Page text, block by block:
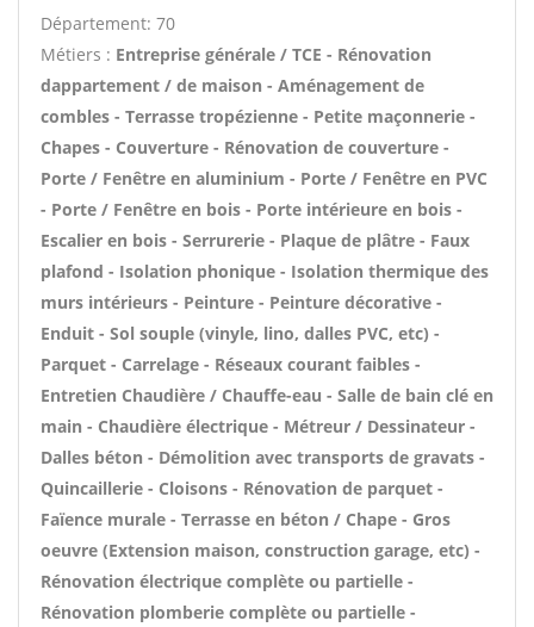
Département: 70
Métiers : Entreprise générale / TCE - Rénovation
dappartement / de maison - Aménagement de
combles - Terrasse tropézienne - Petite maçonnerie -
Chapes - Couverture - Rénovation de couverture -
Porte / Fenêtre en aluminium - Porte / Fenêtre en PVC
- Porte / Fenêtre en bois - Porte intérieure en bois -
Escalier en bois - Serrurerie - Plaque de plâtre - Faux
plafond - Isolation phonique - Isolation thermique des
murs intérieurs - Peinture - Peinture décorative -
Enduit - Sol souple (vinyle, lino, dalles PVC, etc) -
Parquet - Carrelage - Réseaux courant faibles -
Entretien Chaudière / Chauffe-eau - Salle de bain clé en
main - Chaudière électrique - Métreur / Dessinateur -
Dalles béton - Démolition avec transports de gravats -
Quincaillerie - Cloisons - Rénovation de parquet -
Faïence murale - Terrasse en béton / Chape - Gros
oeuvre (Extension maison, construction garage, etc) -
Rénovation électrique complète ou partielle -
Rénovation plomberie complète ou partielle -